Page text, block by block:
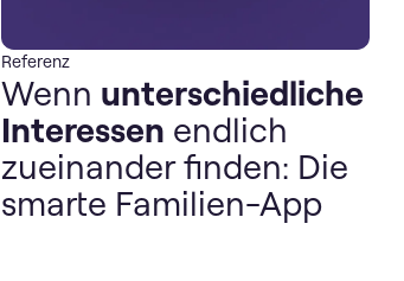
Referenz
Wenn unterschiedliche
Interessen endlich
zueinander finden: Die
smarte Familien-App